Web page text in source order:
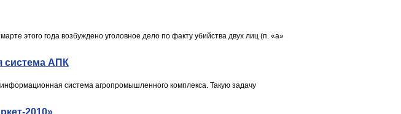
этого года возбуждено уголовное дело по факту убийства двух лиц (п. «а»
система АПК
система агропромышленного комплекса. Такую задачу
2010»